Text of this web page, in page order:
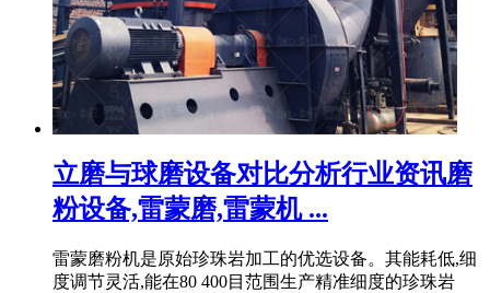
立磨与球磨设备对比分析行业资讯磨
粉设备,雷蒙磨,雷蒙机 ...
雷蒙磨粉机是原始珍珠岩加工的优选设备。其能耗低,细
度调节灵活,能在80 400目范围生产精准细度的珍珠岩